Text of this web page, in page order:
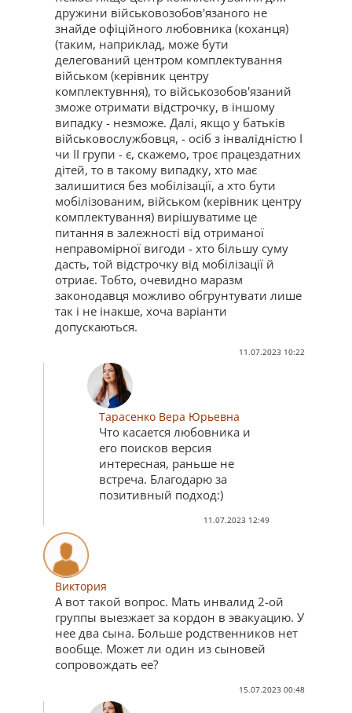
дружини військовозобов'язаного не
знайде офіційного любовника (коханця)
(таким, наприклад, може бути
делегований центром комплектування
військом (керівник центру
комплектувння), то військозобов'язаний
зможе отримати відстрочку, в іншому
випадку - незможе. Далі, якщо у батьків
військовослужбовця, - осіб з інвалідністю І
чи ІІ групи - є, скажемо, троє працездатних
дітей, то в такому випадку, хто має
залишитися без мобілізації, а хто бути
мобілізованим, військом (керівник центру
комплектування) вирішуватиме це
питання в залежності від отриманої
неправомірної вигоди - хто більшу суму
дасть, той відстрочку від мобілізації й
отриає. Тобто, очевидно маразм
законодавця можливо обгрунтувати лише
так і не інакше, хоча варіанти
допускаються.
11.07.2023 10:22
Тарасенко Вера Юрьевна
Что касается любовника и
его поисков версия
интересная, раньше не
встреча. Благодарю за
позитивный подход:)
11.07.2023 12:49
Виктория
А вот такой вопрос. Мать инвалид 2-ой
группы выезжает за кордон в эвакуацию. У
нее два сына. Больше родственников нет
вообще. Может ли один из сыновей
сопровождать ее?
15.07.2023 00:48